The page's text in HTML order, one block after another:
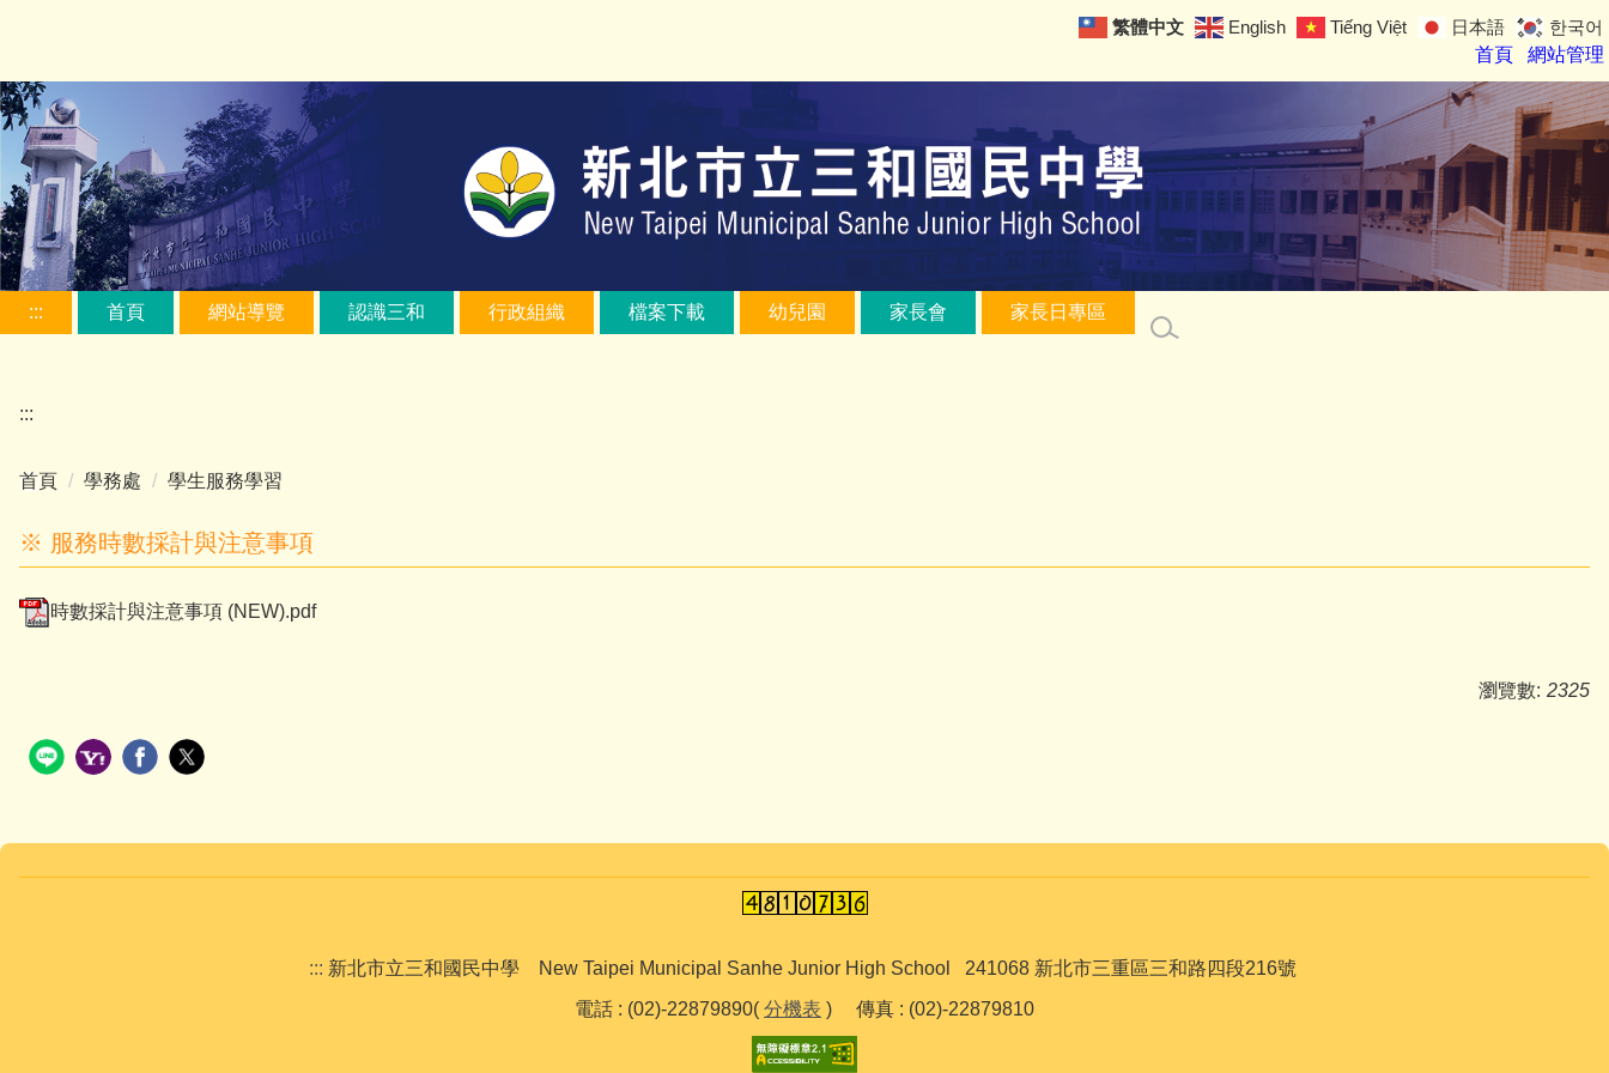
要
內
容
區
繁體中文 English Tiếng Việt 日本語
한국어
首頁
網站管理
::: 首頁 網站導覽 認識三和 行政組織 檔案下載 幼兒園 家長會 家長日專區
:::
首頁 學務處 學生服務學習
※ 服務時數採計與注意事項
時數採計與注意事項 (NEW).pdf
瀏覽數: 2325
::: 新北市立三和國民中學 New Taipei Municipal Sanhe Junior High School 241068 新北市三重區三和路四段216號
電話 : (02)-22879890( 分機表 ) 傳真 : (02)-22879810